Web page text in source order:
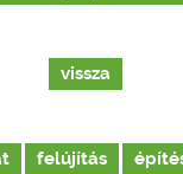
vissza
felújítás